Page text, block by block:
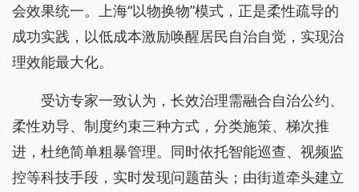
会效果统一。上海“以物换物”模式，正是柔性疏导的
成功实践，以低成本激励唤醒居民自治自觉，实现治
理效能最大化。
受访专家一致认为，长效治理需融合自治公约、
柔性劝导、制度约束三种方式，分类施策、梯次推
进，杜绝简单粗暴管理。同时依托智能巡查、视频监
控等科技手段，实时发现问题苗头；由街道牵头建立